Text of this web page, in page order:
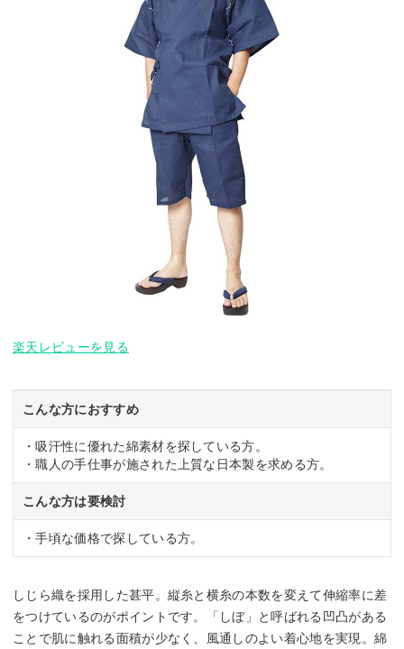
楽天レビューを見る
こんな方におすすめ
・吸汗性に優れた綿素材を探している方。
・職人の手仕事が施された上質な日本製を求める方。
こんな方は要検討
・手頃な価格で探している方。
しじら織を採用した甚平。縦糸と横糸の本数を変えて伸縮率に差
をつけているのがポイントです。「しぼ」と呼ばれる凹凸がある
ことで肌に触れる面積が少なく、風通しのよい着心地を実現。綿